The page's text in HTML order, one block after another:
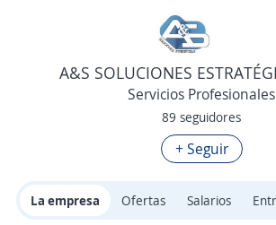
A&S SOLUCIONES
Servicios Profesionales
89 seguidores
+ Seguir
La empresa Ofertas Salarios